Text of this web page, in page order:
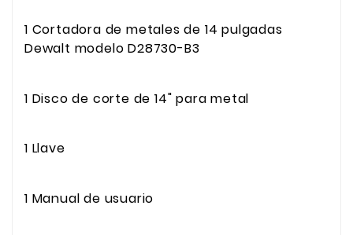
1 Cortadora de metales de 14 pulgadas
Dewalt modelo D28730-B3
1 Disco de corte de 14" para metal
1 Llave
1 Manual de usuario